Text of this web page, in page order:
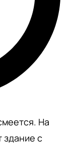
На
здание с